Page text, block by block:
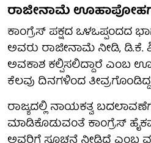
ರಾಜೀನಾಮೆ
ಕಾಂಗ್ರೆಸ್ ಪಕ್ಷದ ಒಳಒಪ್ಪಂದದ
ಅವರು ರಾಜೀನಾಮೆ ನೀಡಿ,
ಅವಕಾಶ ಕಲ್ಪಿಸಲಿದ್ದಾರೆ ಎಂಬ
ಕೆಲವು ದಿನಗಳಿಂದ
ರಾಜ್ಯದಲ್ಲಿ ನಾಯಕತ್ವ
ಮಾಡಿಕೊಡುವಂತೆ ಕಾಂಗ್ರೆಸ್